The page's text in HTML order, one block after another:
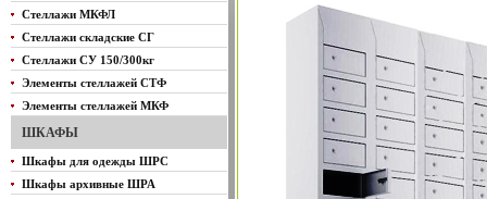
Стеллажи МКФЛ
Стеллажи складские СГ
Стеллажи СУ 150/300кг
Элементы стеллажей СТФ
Элементы стеллажей МКФ
ШКАФЫ
Шкафы для одежды ШРС
Шкафы архивные ШРА